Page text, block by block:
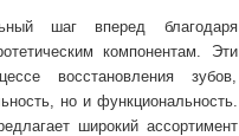
шаг вперед благодаря
компонентам. Эти
восстановления зубов,
но и функциональность.
широкий ассортимент